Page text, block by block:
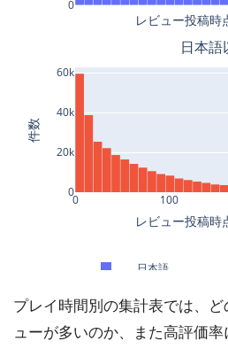
プレイ時間別の集計表では、
ューが多いのか、また高評価